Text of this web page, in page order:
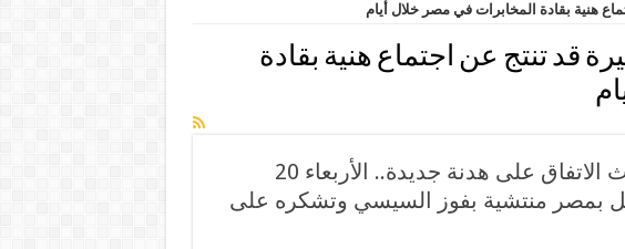
هنية بقادة المخابرات في مصر خلال أيام
قد تنتج عن اجتماع هنية بقادة
إسرائيل بمصر منتشية بفوز السيسي وتشكره على